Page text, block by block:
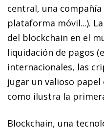
central, una
plataforma móvil...).
del blockchain en el
liquidación de pagos
internacionales, las
jugar un valioso
como ilustra la
Blockchain, una